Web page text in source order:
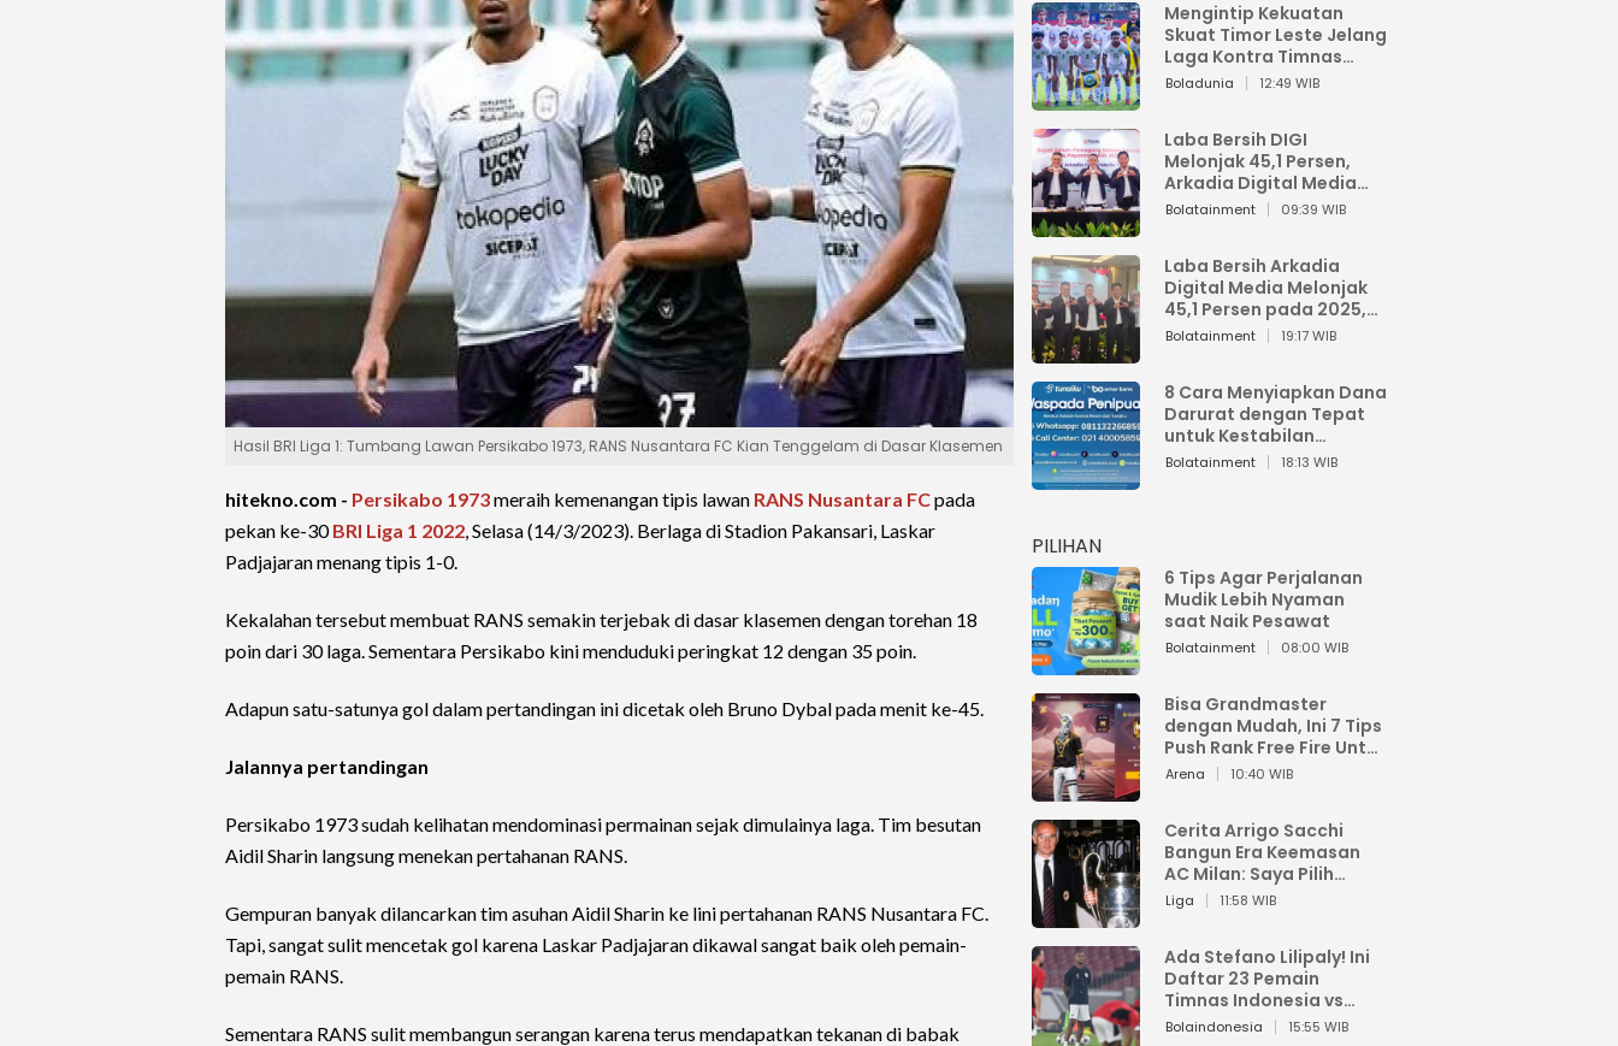
Hasil BRI Liga 1: Tumbang Lawan Persikabo 1973, RANS Nusantara FC Kian Tenggelam di Dasar Klasemen
hitekno.com - Persikabo 1973meraih kemenangan tipis lawan RANS Nusantara FCpada
pekan ke-30BRI Liga 1 2022, Selasa (14/3/2023). Berlaga di Stadion Pakansari, Laskar
Padjajaran menang tipis 1-0.
Kekalahan tersebut membuat RANS semakin terjebak di dasar klasemen dengan torehan 18
poin dari 30 laga. Sementara Persikabo kini menduduki peringkat 12 dengan 35 poin.
Adapun satu-satunya gol dalam pertandingan ini dicetak oleh Bruno Dybal pada menit ke-45.
Jalannya pertandingan
Persikabo 1973 sudah kelihatan mendominasi permainan sejak dimulainya laga. Tim besutan
Aidil Sharin langsung menekan pertahanan RANS.
Gempuran banyak dilancarkan tim asuhan Aidil Sharin ke lini pertahanan RANS Nusantara FC.
Tapi, sangat sulit mencetak gol karena Laskar Padjajaran dikawal sangat baik oleh pemain-
pemain RANS.
Sementara RANS sulit membangun serangan karena terus mendapatkan tekanan di babak
Mengintip Kekuatan
Skuat Timor Leste Jelang
Laga Kontra Timnas
Indonesia di Piala AFF
Boladunia 12:49 WIB
Laba Bersih DIGI
Melonjak 45,1 Persen,
Arkadia Digital Media
Perkuat Bisnis AI dan
Bolatainment 09:39 WIB
Laba Bersih Arkadia
Digital Media Melonjak
45,1 Persen pada 2025,
Sentuh Rp1,76 Miliar
Bolatainment 19:17 WIB
8 Cara Menyiapkan Dana
Darurat dengan Tepat
untuk Kestabilan
Keuangan
Bolatainment 18:13 WIB
PILIHAN
6 Tips Agar Perjalanan
Mudik Lebih Nyaman
saat Naik Pesawat
Bolatainment 08:00 WIB
Bisa Grandmaster
dengan Mudah, Ini 7 Tips
Push Rank Free Fire Untuk
Pemula
Arena 10:40 WIB
Cerita Arrigo Sacchi
Bangun Era Keemasan
AC Milan: Saya Pilih
Pemain dari Isi Otaknya
Liga 11:58 WIB
Ada Stefano Lilipaly! Ini
Daftar 23 Pemain
Timnas Indonesia vs
China
Bolaindonesia 15:55 WIB